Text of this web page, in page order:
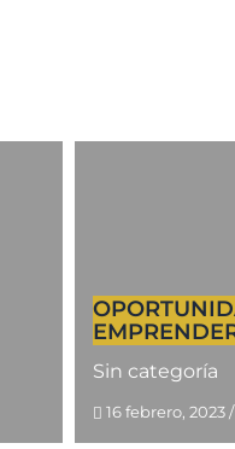
Sin categoría
16 febrero, 2023/